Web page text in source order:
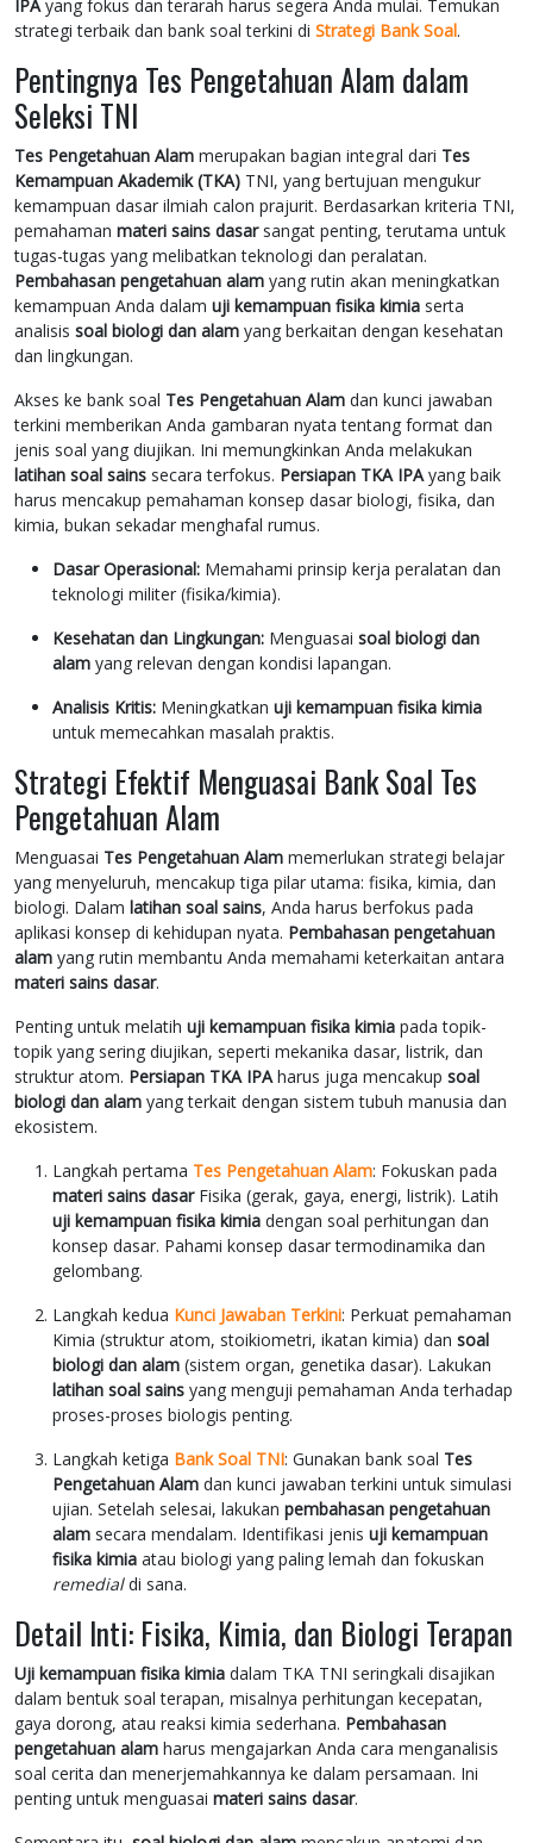
IPAyang fokus dan terarah harus segera Anda mulai. Temukan
strategi terbaik dan bank soal terkini di Strategi Bank Soal.
Pentingnya Tes Pengetahuan Alam dalam
Seleksi TNI
Tes Pengetahuan Alam merupakan bagian integral dari Tes
Kemampuan Akademik (TKA) TNI, yang bertujuan mengukur
kemampuan dasar ilmiah calon prajurit. Berdasarkan kriteria TNI,
pemahaman materi sains dasarsangat penting, terutama untuk
tugas-tugas yang melibatkan teknologi dan peralatan.
Pembahasan pengetahuan alam yang rutin akan meningkatkan
kemampuan Anda dalam uji kemampuan fisika kimia serta
analisis soal biologi dan alam yang berkaitan dengan kesehatan
dan lingkungan.
Akses ke bank soal Tes Pengetahuan Alam dan kunci jawaban
terkini memberikan Anda gambaran nyata tentang format dan
jenis soal yang diujikan. Ini memungkinkan Anda melakukan
latihan soal sains secara terfokus. Persiapan TKA IPAyang baik
harus mencakup pemahaman konsep dasar biologi, fisika, dan
kimia, bukan sekadar menghafal rumus.
Dasar Operasional: Memahami prinsip kerja peralatan dan
teknologi militer (fisika/kimia).
Kesehatan dan Lingkungan: Menguasai soal biologi dan
alam yang relevan dengan kondisi lapangan.
Analisis Kritis: Meningkatkan uji kemampuan fisika kimia
untuk memecahkan masalah praktis.
Strategi Efektif Menguasai Bank Soal Tes
Pengetahuan Alam
Menguasai Tes Pengetahuan Alam memerlukan strategi belajar
yang menyeluruh, mencakup tiga pilar utama: fisika, kimia, dan
biologi. Dalam latihan soal sains, Anda harus berfokus pada
aplikasi konsep di kehidupan nyata. Pembahasan pengetahuan
alam yang rutin membantu Anda memahami keterkaitan antara
materi sains dasar.
Penting untuk melatih uji kemampuan fisika kimia pada topik-
topik yang sering diujikan, seperti mekanika dasar, listrik, dan
struktur atom. Persiapan TKA IPAharus juga mencakup soal
biologi dan alam yang terkait dengan sistem tubuh manusia dan
ekosistem.
Langkah pertama Tes Pengetahuan Alam: Fokuskan pada
materi sains dasarFisika (gerak, gaya, energi, listrik). Latih
uji kemampuan fisika kimia dengan soal perhitungan dan
konsep dasar. Pahami konsep dasar termodinamika dan
gelombang.
Langkah kedua Kunci Jawaban Terkini: Perkuat pemahaman
Kimia (struktur atom, stoikiometri, ikatan kimia) dan soal
biologi dan alam (sistem organ, genetika dasar). Lakukan
latihan soal sains yang menguji pemahaman Anda terhadap
proses-proses biologis penting.
Langkah ketiga Bank Soal TNI: Gunakan bank soal Tes
Pengetahuan Alam dan kunci jawaban terkini untuk simulasi
ujian. Setelah selesai, lakukan pembahasan pengetahuan
alam secara mendalam. Identifikasi jenis uji kemampuan
fisika kimia atau biologi yang paling lemah dan fokuskan
remedialdi sana.
Detail Inti: Fisika, Kimia, dan Biologi Terapan
Uji kemampuan fisika kimia dalam TKA TNI seringkali disajikan
dalam bentuk soal terapan, misalnya perhitungan kecepatan,
gaya dorong, atau reaksi kimia sederhana. Pembahasan
pengetahuan alam harus mengajarkan Anda cara menganalisis
soal cerita dan menerjemahkannya ke dalam persamaan. Ini
penting untuk menguasai materi sains dasar.